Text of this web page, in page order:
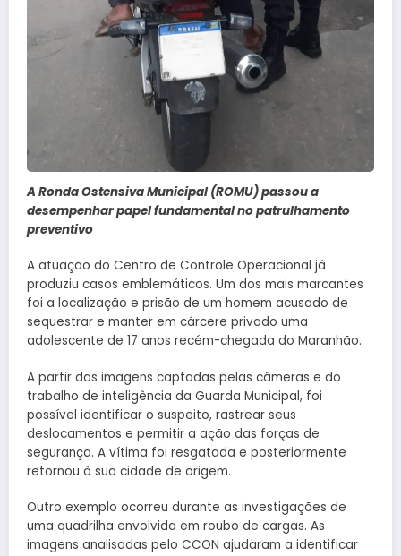
A Ronda Ostensiva Municipal (ROMU) passou a
desempenhar papel fundamental no patrulhamento
preventivo
A atuação do Centro de Controle Operacional já
produziu casos emblemáticos. Um dos mais marcantes
foi a localização e prisão de um homem acusado de
sequestrar e manter em cárcere privado uma
adolescente de 17 anos recém-chegada do Maranhão.
A partir das imagens captadas pelas câmeras e do
trabalho de inteligência da Guarda Municipal, foi
possível identificar o suspeito, rastrear seus
deslocamentos e permitir a ação das forças de
segurança. A vítima foi resgatada e posteriormente
retornou à sua cidade de origem.
Outro exemplo ocorreu durante as investigações de
uma quadrilha envolvida em roubo de cargas. As
imagens analisadas pelo CCON ajudaram a identificar